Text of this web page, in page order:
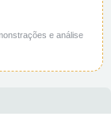
e análise